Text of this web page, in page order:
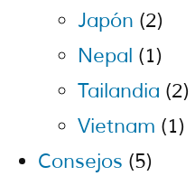
Japón (2)
Nepal (1)
Tailandia (2)
Vietnam (1)
Consejos (5)